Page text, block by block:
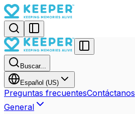
Buscar...
Español (US)
Preguntas frecuentesContáctanos
General